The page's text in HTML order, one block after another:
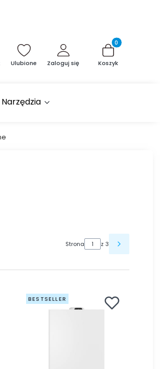
Ulubione Zaloguj się
Produkty w
Koszyk
Narzędzia
Strona z 3
BESTSELLER